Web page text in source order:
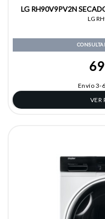
LG RH90V9PV2N
LG
Envío 3-
VER